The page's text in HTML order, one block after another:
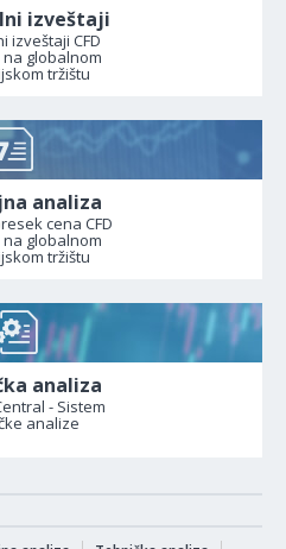
izveštaji
izveštaji CFD
globalnom
tržištu
analiza
cena CFD
globalnom
tržištu
analiza
- Sistem
analize